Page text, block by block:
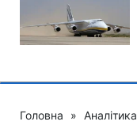
Головна » Аналітика